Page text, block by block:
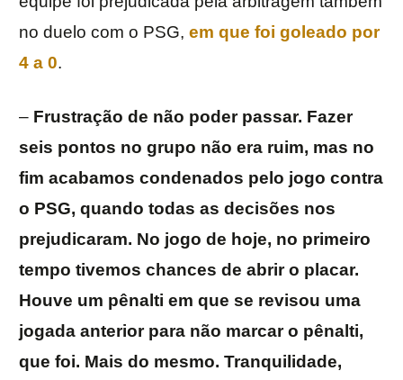
no duelo com o PSG, em que foi goleado por
4 a 0.
– Frustração de não poder passar. Fazer
seis pontos no grupo não era ruim, mas no
fim acabamos condenados pelo jogo contra
o PSG, quando todas as decisões nos
prejudicaram. No jogo de hoje, no primeiro
tempo tivemos chances de abrir o placar.
Houve um pênalti em que se revisou uma
jogada anterior para não marcar o pênalti,
que foi. Mais do mesmo. Tranquilidade,